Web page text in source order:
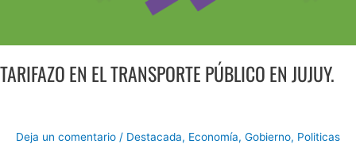
TARIFAZO EN EL TRANSPORTE PÚBLICO EN JUJUY.
Deja un comentario / Destacada, Economía, Gobierno, Politicas